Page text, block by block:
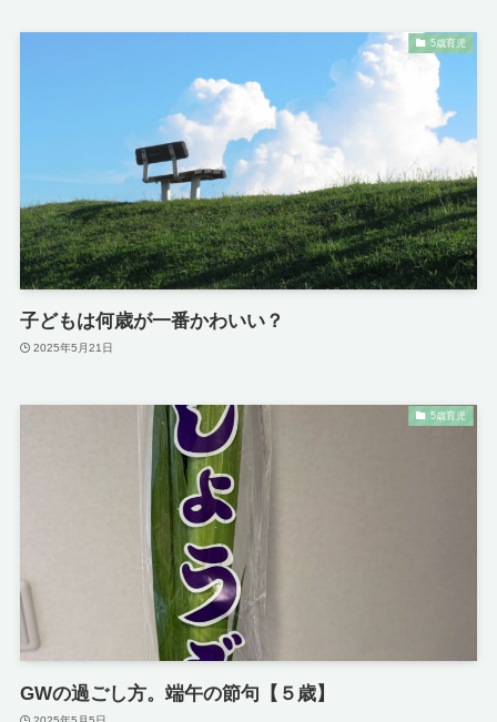
5歳育児
子どもは何歳が一番かわいい？
2025年5月21日
5歳育児
GWの過ごし方。端午の節句【５歳】